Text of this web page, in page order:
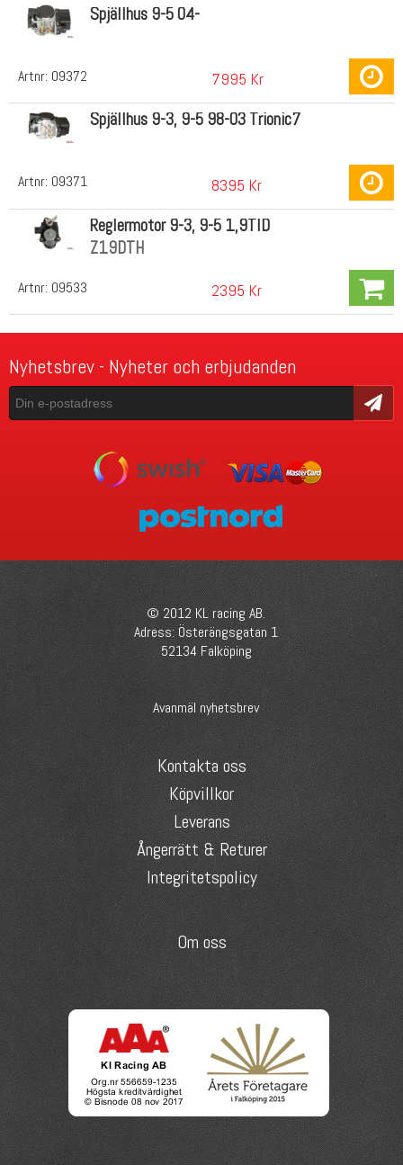
Artnr: 09372
Spjällhus 9-5 04-
7995 Kr
Artnr: 09371
Spjällhus 9-3, 9-5 98-03 Trionic7
8395 Kr
Artnr: 09533
Reglermotor 9-3, 9-5 1,9TID
Z19DTH
2395 Kr
Nyhetsbrev - Nyheter och erbjudanden
Skicka
© 2012 KL racing AB.
Adress: Österängsgatan 1
52134 Falköping
Avanmäl nyhetsbrev
Kontakta oss
Köpvillkor
Leverans
Ångerrätt & Returer
Integritetspolicy
Om oss